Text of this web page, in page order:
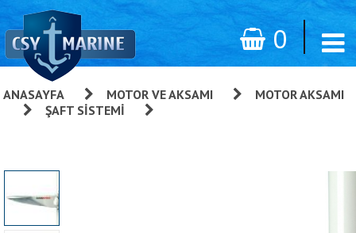
0
ANASAYFA MOTOR VE AKSAMI
MOTOR AKSAMI
ŞAFT SISTEMI